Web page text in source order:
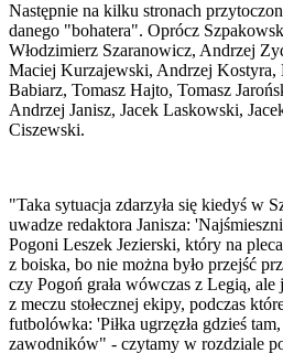
Następnie na kilku stronach
danego "bohatera". Oprócz
Włodzimierz Szaranowicz, Andrzej
Maciej Kurzajewski, Andrzej Kostyra,
Babiarz, Tomasz Hajto, Tomasz
Andrzej Janisz, Jacek Laskowski,
Ciszewski.
"Taka sytuacja zdarzyła się kiedyś w
uwadze redaktora Janisza:
Pogoni Leszek Jezierski, który na
z boiska, bo nie można było przejść
czy Pogoń grała wówczas z Legią, ale
z meczu stołecznej ekipy, podczas
futbolówka: 'Piłka ugrzęzła gdzieś
zawodników" - czytamy w rozdziale